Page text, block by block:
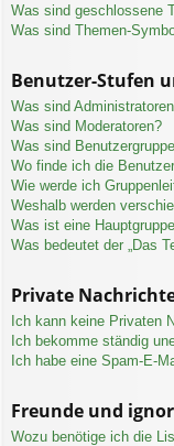
Was sind geschlossene
Was sind Themen-
Benutzer-Stufen
Was sind
Was sind Moderatoren?
Was sind
Wo finde ich die
Wie werde ich
Weshalb werden
Was ist eine
Was bedeutet der „Das
Private
Ich kann keine Privaten
Ich bekomme ständig
Ich habe eine Spam-E-
Freunde und
Wozu benötige ich die